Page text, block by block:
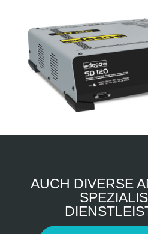
AUCH DIVERSE